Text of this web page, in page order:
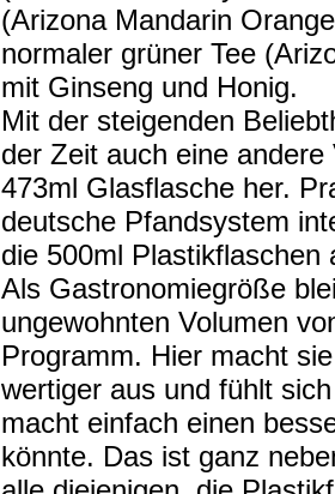
(Arizona Mandarin
normaler grüner Tee
mit Ginseng und Honig.
Mit der steigenden
der Zeit auch eine
473ml Glasflasche her.
deutsche Pfandsystem
die 500ml Plastikflaschen
Als Gastronomiegröße
ungewohnten Volumen
Programm. Hier macht
wertiger aus und fühlt
macht einfach einen
könnte. Das ist ganz